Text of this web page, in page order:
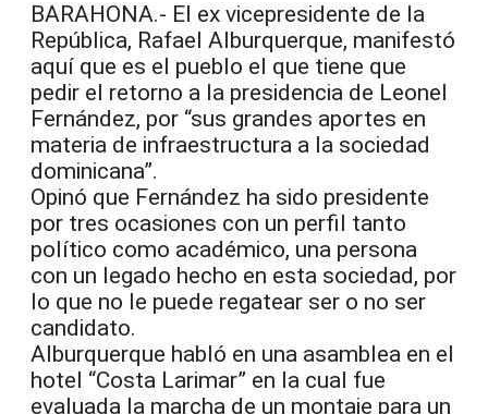
BARAHONA.- El ex vicepresidente de la
República, Rafael Alburquerque, manifestó
aquí que es el pueblo el que tiene que
pedir el retorno a la presidencia de Leonel
Fernández, por “sus grandes aportes en
materia de infraestructura a la sociedad
dominicana”.
Opinó que Fernández ha sido presidente
por tres ocasiones con un perfil tanto
político como académico, una persona
con un legado hecho en esta sociedad, por
lo que no le puede regatear ser o no ser
candidato.
Alburquerque habló en una asamblea en el
hotel “Costa Larimar” en la cual fue
evaluada la marcha de un montaje para un